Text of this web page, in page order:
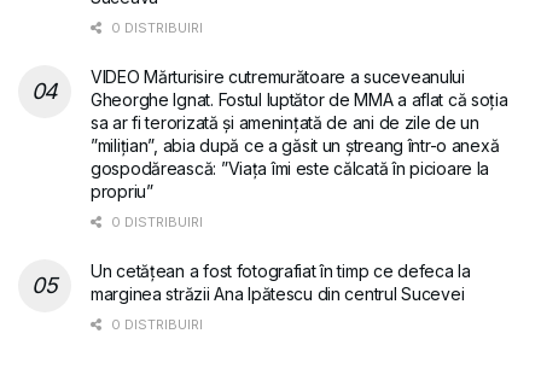
0 DISTRIBUIRI
VIDEO Mărturisire cutremurătoare a suceveanului
Gheorghe Ignat. Fostul luptător de MMA a aflat că soția
sa ar fi terorizată și amenințată de ani de zile de un
”milițian”, abia după ce a găsit un ștreang într-o anexă
gospodărească: ”Viața îmi este călcată în picioare la
propriu”
0 DISTRIBUIRI
Un cetățean a fost fotografiat în timp ce defeca la
marginea străzii Ana Ipătescu din centrul Sucevei
0 DISTRIBUIRI